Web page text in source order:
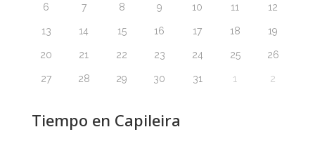
6 7 8 9 10 11 12
13 14 15 16 17 18 19
20 21 22 23 24 25 26
27 28 29 30 31 1 2
Tiempo en Capileira